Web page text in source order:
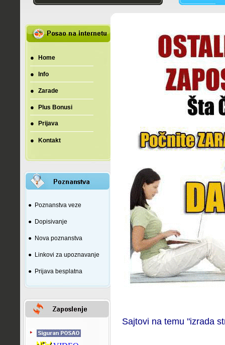
● Home
● Info
● Zarade
● Plus Bonusi
● Prijava
● Kontakt
● Poznanstva veze
● Dopisivanje
● Nova poznanstva
● Linkovi za upoznavanje
● Prijava besplatna
Sajtovi na temu "izrada